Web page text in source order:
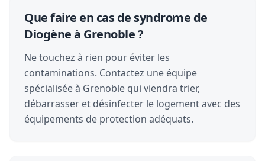
Que faire en cas de syndrome de
Diogène à Grenoble ?
Ne touchez à rien pour éviter les
contaminations. Contactez une équipe
spécialisée à Grenoble qui viendra trier,
débarrasser et désinfecter le logement avec des
équipements de protection adéquats.